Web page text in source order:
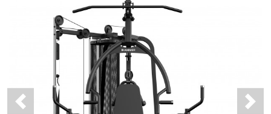
Previous Next